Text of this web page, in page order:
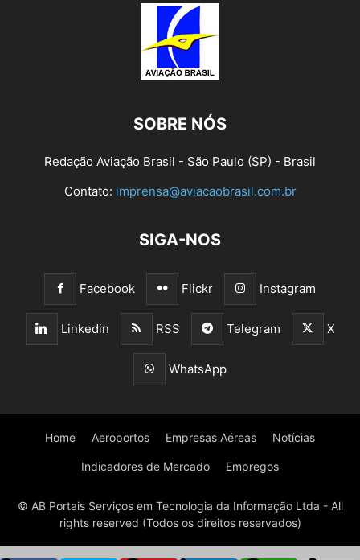
SOBRE NÓS
Redação Aviação Brasil - São Paulo (SP) - Brasil
Contato: imprensa@aviacaobrasil.com.br
SIGA-NOS
Facebook Flickr Instagram
Linkedin RSS Telegram X
WhatsApp
Home Aeroportos Empresas Aéreas Notícias
Indicadores de Mercado Empregos
© AB Portais Serviços em Tecnologia da Informação Ltda - All
rights reserved (Todos os direitos reservados)